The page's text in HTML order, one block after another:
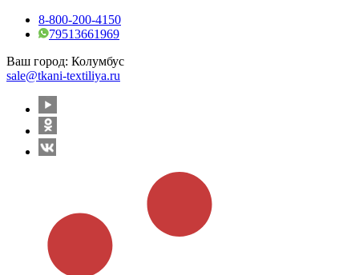
8-800-200-4150
79513661969
Ваш город: Колумбус
sale@tkani-textiliya.ru